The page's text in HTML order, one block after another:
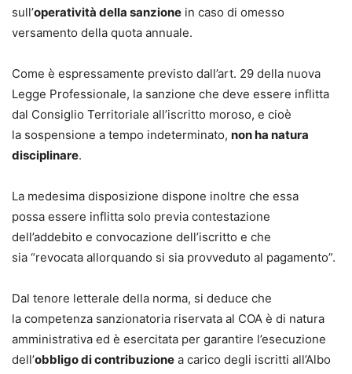
sull’operatività della sanzione in caso di omesso
versamento della quota annuale.
Come è espressamente previsto dall’art. 29 della nuova
Legge Professionale, la sanzione che deve essere inflitta
dal Consiglio Territoriale all’iscritto moroso, e cioè
la sospensione a tempo indeterminato, non ha natura
disciplinare.
La medesima disposizione dispone inoltre che essa
possa essere inflitta solo previa contestazione
dell’addebito e convocazione dell’iscritto e che
sia “revocata allorquando si sia provveduto al pagamento”.
Dal tenore letterale della norma, si deduce che
la competenza sanzionatoria riservata al COA è di natura
amministrativa ed è esercitata per garantire l’esecuzione
dell’obbligo di contribuzione a carico degli iscritti all’Albo